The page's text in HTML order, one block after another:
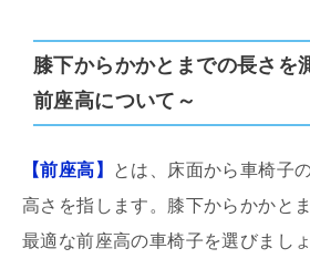
膝下からかかとまでの長さ
前座高について～
【前座高】
とは、床面から車椅子
高さを指します。膝下からかかと
最適な前座高の車椅子を選びましょ